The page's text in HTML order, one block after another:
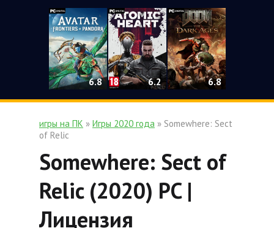
6.8 6.2 6.8
игры на ПК » Игры 2020 года » Somewhere: Sect
of Relic
Somewhere: Sect of
Relic (2020) PC |
Лицензия